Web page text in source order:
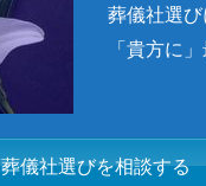
葬儀社選び
「貴方に
葬儀社選びを相談する